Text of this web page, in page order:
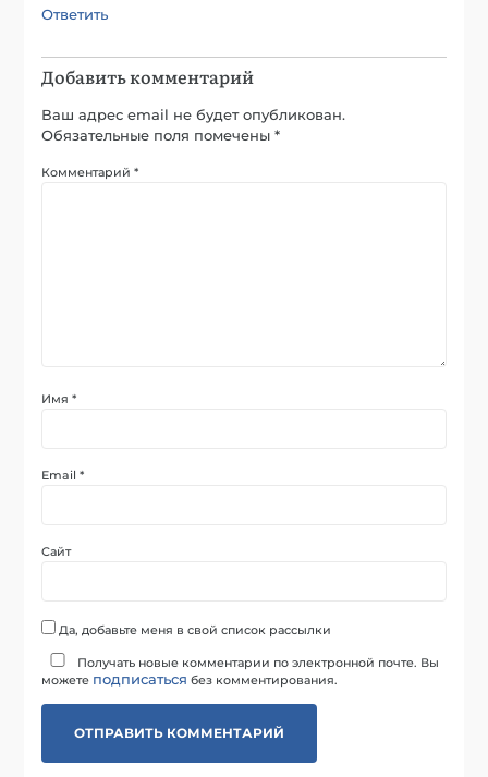
Ответить
Добавить комментарий
Ваш адрес email не будет опубликован.
Обязательные поля помечены*
Комментарий*
Имя*
Email*
Сайт
Да, добавьте меня в свой список рассылки
Получать новые комментарии по электронной почте. Вы
можете подписаться без комментирования.